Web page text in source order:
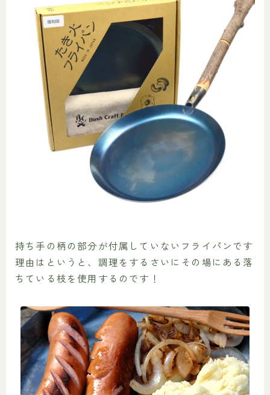
持ち手の柄の部分が付属していないフライパンです
理由はというと、調理をするさいにその場にある落
ちている枝を使用するのです！